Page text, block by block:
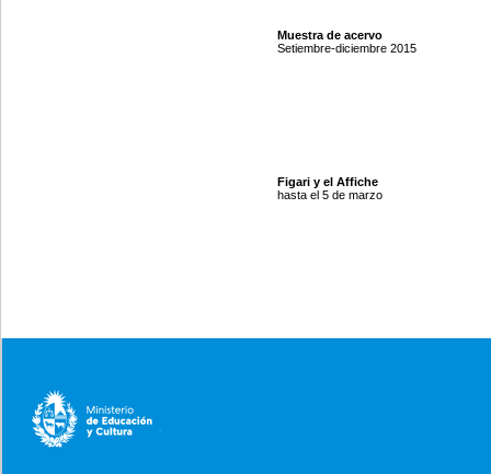
Muestra de acervo
Setiembre-diciembre 2015
Figari y el Affiche
hasta el 5 de marzo